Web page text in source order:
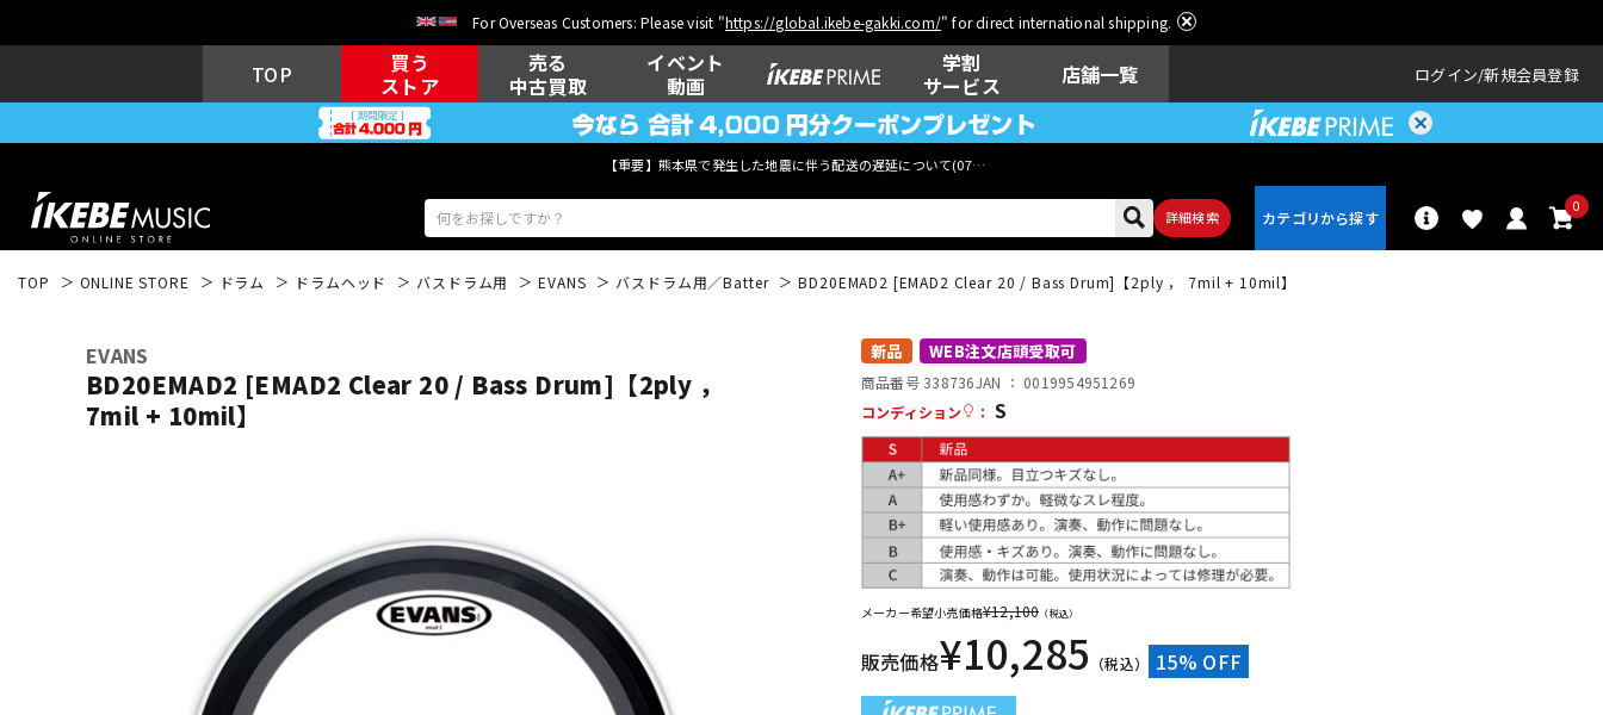
For Overseas Customers: Please visit "https://global.ikebe-gakki.com/" for direct international shipping.
TOP
買う
ストア
売る
中古買取
イベント
動画
学割
サービス
店舗一覧 ログイン 新規会員登録
【重要】熊本県で発生した地震に伴う配送の遅延について(07月29日
詳細検索
0
ウクレレ
その他楽器
DTM レコーディン
グ機器
配信/ライブ
機器
中古
TOP ONLINE STORE ドラム ドラムヘッド バスドラム用 EVANS バスドラム用／Batter BD20EMAD2 [EMAD2 Clear 20 / Bass Drum]【2ply ， 7mil + 10mil】
EVANS
BD20EMAD2 [EMAD2 Clear 20 / Bass Drum]【2ply ，
7mil + 10mil】
新品 WEB注文店頭受取可
商品番号 338736JAN ： 0019954951269
コンディション
： S
メーカー希望小売価格¥12,100 （税込）
販売価格¥10,285 （税込） 15% OFF